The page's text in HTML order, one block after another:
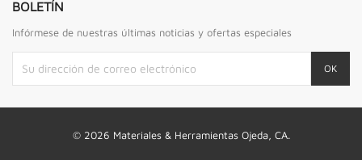
BOLETÍN
Infórmese de nuestras últimas noticias y ofertas especiales
© 2026 Materiales & Herramientas Ojeda, CA.